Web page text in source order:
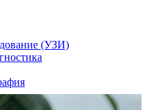
(УЗИ)